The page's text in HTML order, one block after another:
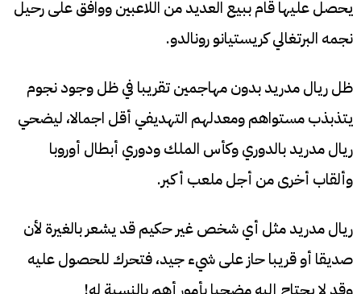
يحصل عليها قام ببيع العديد من اللاعبين ووافق على رحيل
نجمه البرتغالي كريستيانو رونالدو.
ظل ريال مدريد بدون مهاجمين تقريبا في ظل وجود نجوم
يتذبذب مستواهم ومعدلهم التهديفي أقل اجمالا، ليضحي
ريال مدريد بالدوري وكأس الملك ودوري أبطال أوروبا
وألقاب أخرى من أجل ملعب أكبر.
ريال مدريد مثل أي شخص غير حكيم قد يشعر بالغيرة لأن
صديقا أو قريبا حاز على شيء جيد، فتحرك للحصول عليه
وقد لا يحتاج إليه مضحيا بأمور أهم بالنسبة له!